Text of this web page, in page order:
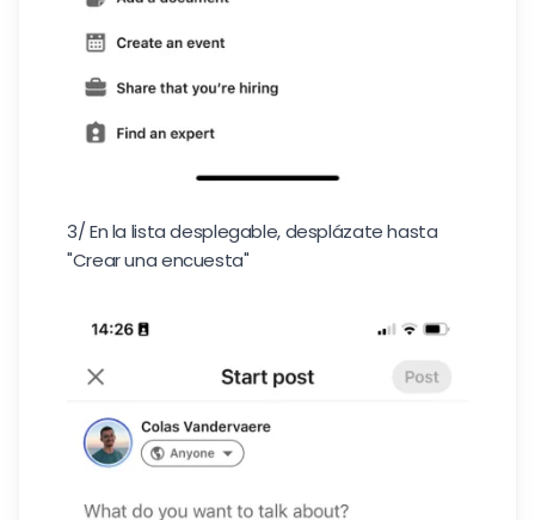
3/ En la lista desplegable, desplázate hasta
"Crear una encuesta"